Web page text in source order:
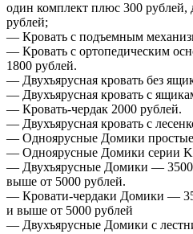
один комплект плюс 300 рублей,
рублей;
— Кровать с подъемным
— Кровать с ортопедическим
1800 рублей.
— Двухъярусная кровать без
— Двухъярусная кровать с
— Кровать-чердак 2000 рублей.
— Двухъярусная кровать с
— Одноярусные Домики
— Одноярусные Домики серии
— Двухъярусные Домики — 3500
выше от 5000 рублей.
— Кровати-чердаки Домики —
и выше от 5000 рублей
— Двухъярусные Домики с